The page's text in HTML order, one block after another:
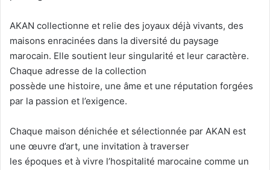
AKAN collectionne et relie des joyaux déjà vivants, des
maisons enracinées dans la diversité du paysage
marocain. Elle soutient leur singularité et leur caractère.
Chaque adresse de la collection
possède une histoire, une âme et une réputation forgées
par la passion et l’exigence.
Chaque maison dénichée et sélectionnée par AKAN est
une œuvre d’art, une invitation à traverser
les époques et à vivre l’hospitalité marocaine comme un